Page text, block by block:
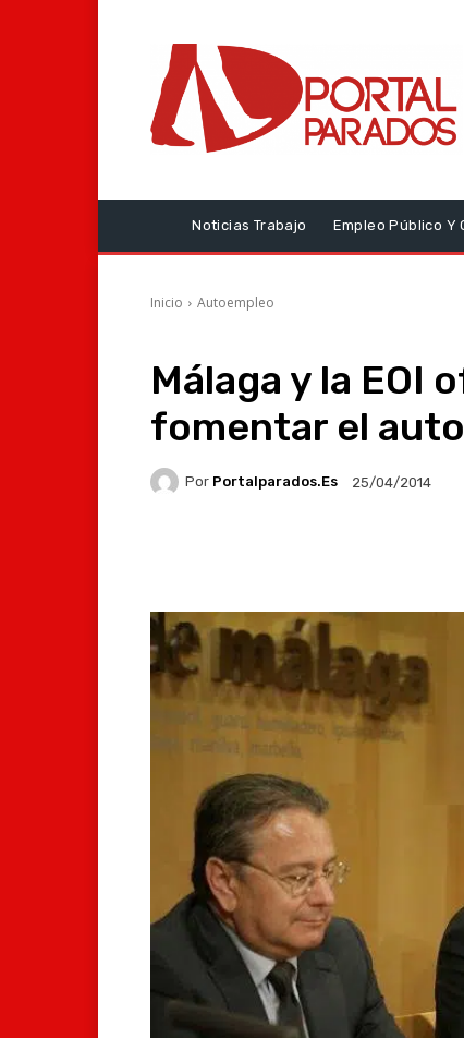
Noticias Trabajo Empleo Público Y
Inicio Autoempleo
Málaga y la EOI
fomentar el
Por Portalparados.es 25/04/2014